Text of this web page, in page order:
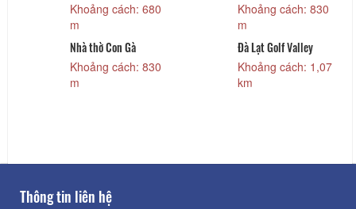
Khoảng cách: 680
m
Khoảng cách: 830
m
Nhà thờ Con Gà
Khoảng cách: 830
m
Đà Lạt Golf Valley
Khoảng cách: 1,07
km
Thông tin liên hệ